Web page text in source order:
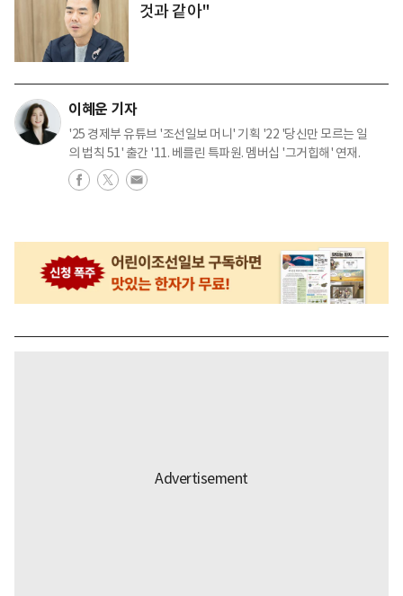
것과 같아"
이혜운 기자
'25 경제부 유튜브 '조선일보 머니' 기획 '22 '당신만 모르는 일
의 법칙 51' 출간 '11. 베를린 특파원. 멤버십 '그거힙해' 연재.